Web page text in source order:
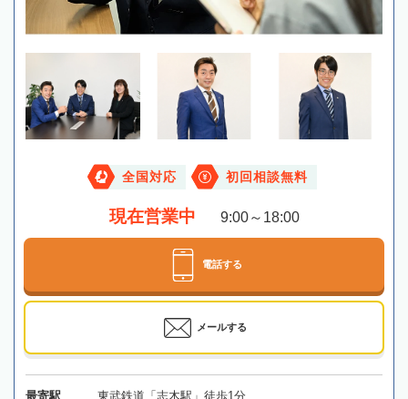
全国対応 初回相談無料
現在営業中 9:00～18:00
電話する
メールする
最寄駅 東武鉄道「志木駅」徒歩1分